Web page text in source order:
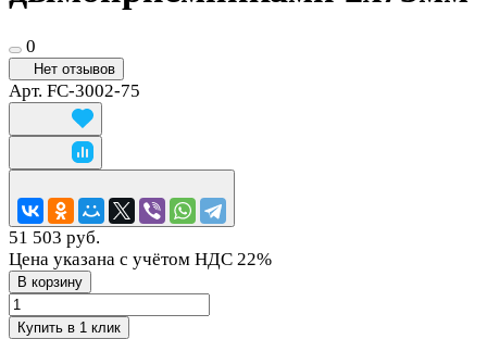
0
Нет отзывов
Арт. FC-3002-75
51 503 руб.
Цена указана с учётом НДС 22%
В корзину
Купить в 1 клик